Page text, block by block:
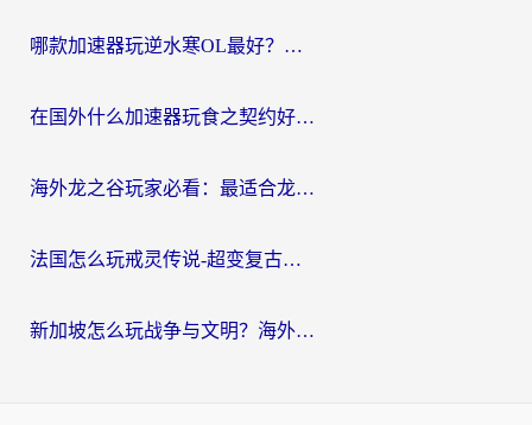
哪款加速器玩逆水寒OL最好？海外党实测后的终极选择指南
在国外什么加速器玩食之契约好用？海外党亲测有效的国服游戏加速指南
海外龙之谷玩家必看：最适合龙之谷的加速器，解决延迟卡顿还能畅玩幻书启示录和梦幻西游？
法国怎么玩戒灵传说-超变复古传奇？海外玩家国服游戏加速终极指南
新加坡怎么玩战争与文明？海外党国服游戏加速器终极避坑指南